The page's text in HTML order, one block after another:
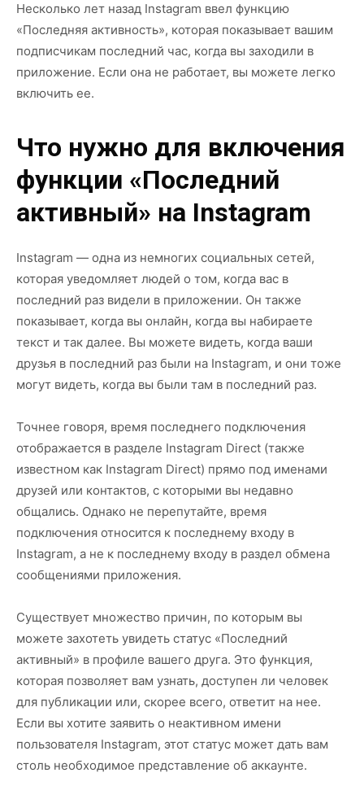
Несколько лет назад Instagram ввел функцию
«Последняя активность», которая показывает вашим
подписчикам последний час, когда вы заходили в
приложение. Если она не работает, вы можете легко
включить ее.
Что нужно для включения
функции «Последний
активный» на Instagram
Instagram — одна из немногих социальных сетей,
которая уведомляет людей о том, когда вас в
последний раз видели в приложении. Он также
показывает, когда вы онлайн, когда вы набираете
текст и так далее. Вы можете видеть, когда ваши
друзья в последний раз были на Instagram, и они тоже
могут видеть, когда вы были там в последний раз.
Точнее говоря, время последнего подключения
отображается в разделе Instagram Direct (также
известном как Instagram Direct) прямо под именами
друзей или контактов, с которыми вы недавно
общались. Однако не перепутайте, время
подключения относится к последнему входу в
Instagram, а не к последнему входу в раздел обмена
сообщениями приложения.
Существует множество причин, по которым вы
можете захотеть увидеть статус «Последний
активный» в профиле вашего друга. Это функция,
которая позволяет вам узнать, доступен ли человек
для публикации или, скорее всего, ответит на нее.
Если вы хотите заявить о неактивном имени
пользователя Instagram, этот статус может дать вам
столь необходимое представление об аккаунте.